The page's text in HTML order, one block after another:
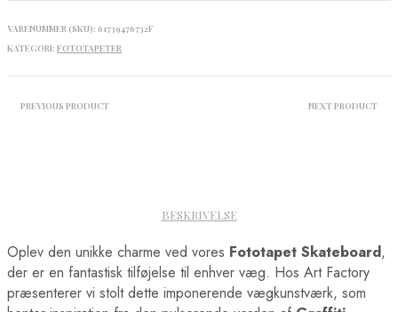
VARENUMMER (SKU): 61739476732F
KATEGORI: FOTOTAPETER
PREVIOUS PRODUCT NEXT PRODUCT
BESKRIVELSE
Oplev den unikke charme ved vores Fototapet Skateboard,
der er en fantastisk tilføjelse til enhver væg. Hos Art Factory
præsenterer vi stolt dette imponerende vægkunstværk, som